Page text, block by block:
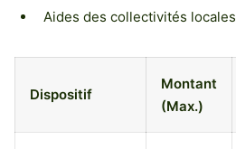
Aides des collectivités locales
Dispositif
Montant
(Max.)